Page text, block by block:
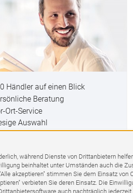
Händler auf einen Blick
Beratung
Ort-Service
Auswahl
während Dienste von Drittanbietern
beinhaltet unter Umständen auch die
akzeptieren" stimmen Sie dem Einsatz von
verbieten Sie deren Einsatz. Die
auch nachträglich